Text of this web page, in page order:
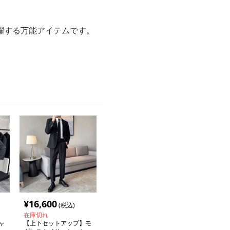
る万能アイテムです。
¥16,600(税込)
在庫切れ
【上下セットアップ】モ